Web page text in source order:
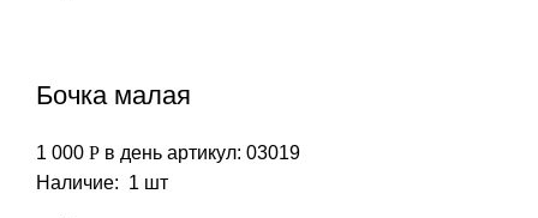
Бочка малая
1 000 Р в день артикул: 03019
Наличие: 1 шт